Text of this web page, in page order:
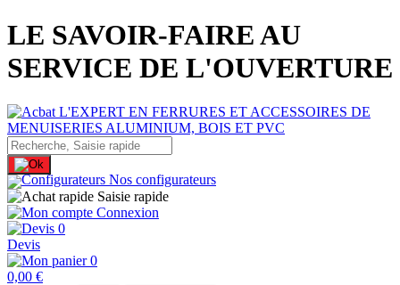
LE SAVOIR-FAIRE AU
SERVICE DE L'OUVERTURE
Nos configurateurs
Saisie rapide
Connexion
0
Devis
0
0,00 €